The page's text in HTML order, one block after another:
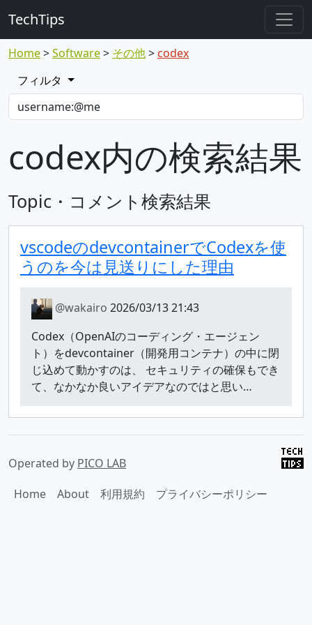
TechTips
Home Software その他
codex
フィルタ
codex内の検索結果
Topic・コメント検索結果
vscodeのdevcontainerでCodexを使
うのを今は見送りにした理由
@wakairo 2026/03/13 21:43
Codex（OpenAIのコーディング・エージェン
ト）をdevcontainer（開発用コンテナ）の中に閉
じ込めて動かすのは、 セキュリティの確保もでき
て、なかなか良いアイデアなのではと思い…
Operated by PICO LAB
Home
About 利用規約 プライバシーポリシー